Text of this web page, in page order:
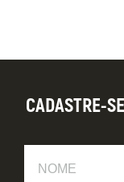
CADASTRE-